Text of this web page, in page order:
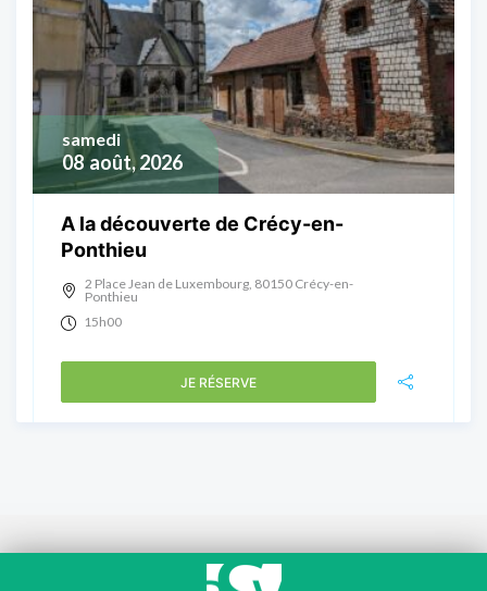
08 août, 2026
samedi
A la découverte de Crécy-en-
Ponthieu
2 Place Jean de Luxembourg, 80150 Crécy-en-
Ponthieu
15h00
JE RÉSERVE